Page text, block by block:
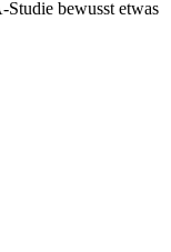
bewusst etwas